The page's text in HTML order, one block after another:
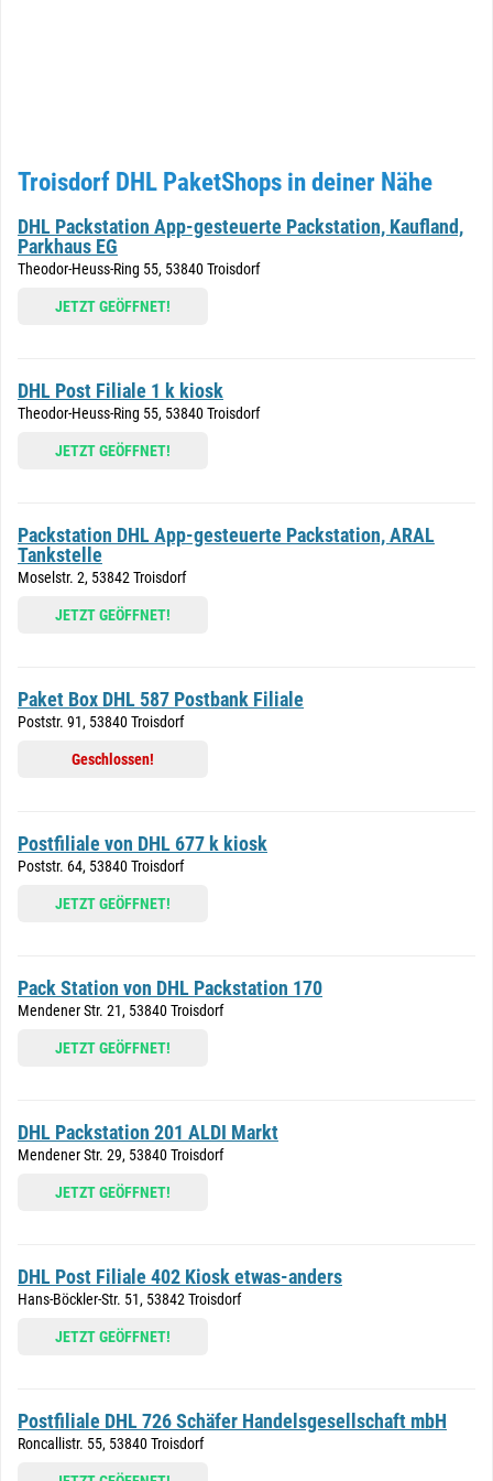
Troisdorf DHL PaketShops in deiner Nähe
DHL Packstation App-gesteuerte Packstation, Kaufland,
Parkhaus EG
Theodor-Heuss-Ring 55, 53840 Troisdorf
JETZT GEÖFFNET!
DHL Post Filiale 1 k kiosk
Theodor-Heuss-Ring 55, 53840 Troisdorf
JETZT GEÖFFNET!
Packstation DHL App-gesteuerte Packstation, ARAL
Tankstelle
Moselstr. 2, 53842 Troisdorf
JETZT GEÖFFNET!
Paket Box DHL 587 Postbank Filiale
Poststr. 91, 53840 Troisdorf
Geschlossen!
Postfiliale von DHL 677 k kiosk
Poststr. 64, 53840 Troisdorf
JETZT GEÖFFNET!
Pack Station von DHL Packstation 170
Mendener Str. 21, 53840 Troisdorf
JETZT GEÖFFNET!
DHL Packstation 201 ALDI Markt
Mendener Str. 29, 53840 Troisdorf
JETZT GEÖFFNET!
DHL Post Filiale 402 Kiosk etwas-anders
Hans-Böckler-Str. 51, 53842 Troisdorf
JETZT GEÖFFNET!
Postfiliale DHL 726 Schäfer Handelsgesellschaft mbH
Roncallistr. 55, 53840 Troisdorf